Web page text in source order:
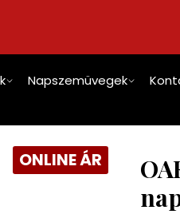
Napszemüvegek
ONLINE ÁR